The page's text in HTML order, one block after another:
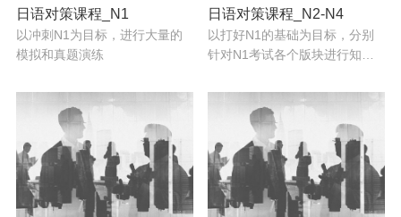
日语对策课程_N1
以冲刺N1为目标，进行大量的
模拟和真题演练
日语对策课程_N2-N4
以打好N1的基础为目标，分别
针对N1考试各个版块进行知识